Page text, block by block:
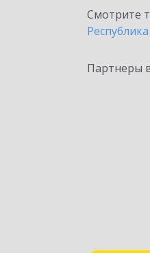
Смотрите
Партнеры